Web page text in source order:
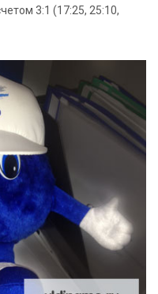
3:1 (17:25, 25:10,